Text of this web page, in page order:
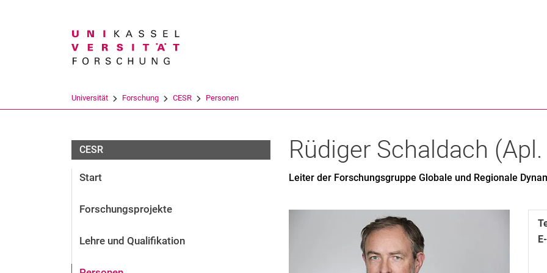
Universität Forschung CESR Personen
CESR
Start
Forschungsprojekte
Lehre und Qualifikation
Rüdiger Schaldach (
Leiter der Forschungsgruppe Globale und Regionale